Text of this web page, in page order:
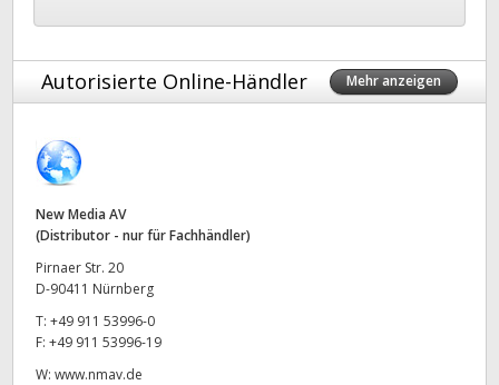
Denmark
Finland
Germany
India
Italy
Autorisierte Online-Händler Mehr anzeigen
New Media AV
(Distributor - nur für Fachhändler)
Pirnaer Str. 20
D-90411 Nürnberg
T: +49 911 53996-0
F: +49 911 53996-19
W: www.nmav.de